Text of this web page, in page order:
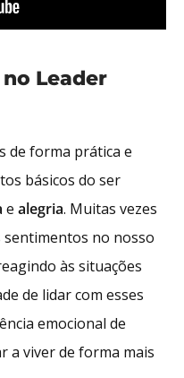
Leader
de forma prática e
básicos do ser
e alegria. Muitas vezes
sentimentos no nosso
às situações
de lidar com esses
emocional de
a viver de forma mais